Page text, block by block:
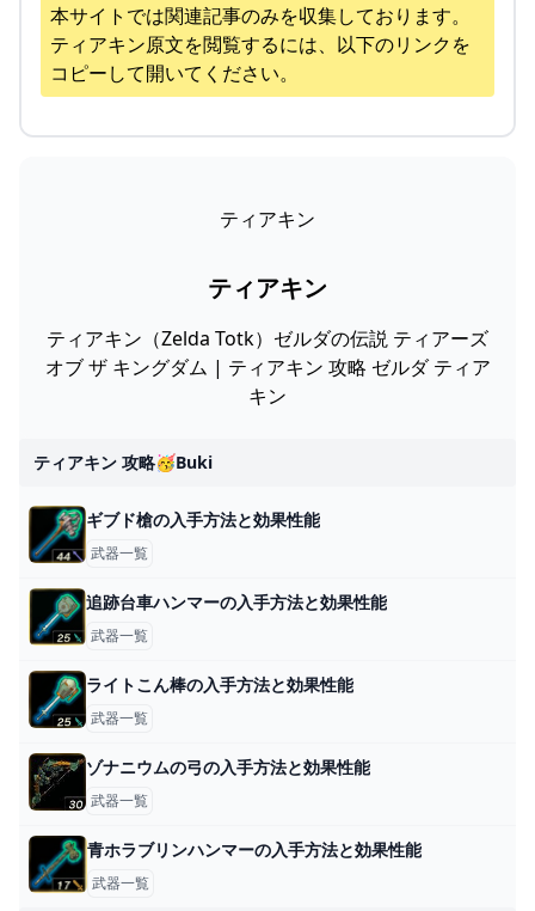
本サイトでは関連記事のみを収集しております。
ティアキン原文を閲覧するには、以下のリンクを
コピーして開いてください。
ティアキン
ティアキン
ティアキン（Zelda Totk）ゼルダの伝説 ティアーズ
オブ ザ キングダム | ティアキン 攻略 ゼルダ ティア
キン
ティアキン 攻略🥳buki
ギブド槍の入手方法と効果性能
武器一覧
追跡台車ハンマーの入手方法と効果性能
武器一覧
ライトこん棒の入手方法と効果性能
武器一覧
ゾナニウムの弓の入手方法と効果性能
武器一覧
青ホラブリンハンマーの入手方法と効果性能
武器一覧